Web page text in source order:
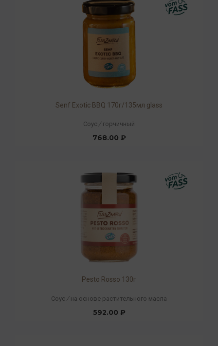
Senf Exotic BBQ 170г/135мл glass
Соус / горчичный
768.00 ₽
Pesto Rosso 130г
Соус / на основе растительного масла
592.00 ₽